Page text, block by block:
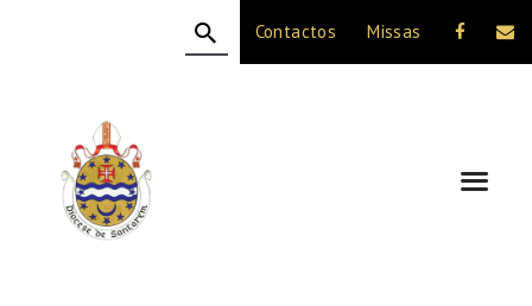
Contactos Missas
A DIOCESE
CELEBRAÇÃO
VIDA CRISTÃ
NOTÍCIAS